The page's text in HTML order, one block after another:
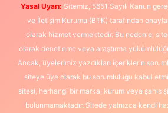
Yasal Uyarı: Sitemiz, 5651 Sayılı Kanun
ve İletişim Kurumu (BTK) tarafından
olarak hizmet vermektedir. Bu nedenle,
olarak denetleme veya araştırma
Ancak, üyelerimiz yazdıkları içeriklerin
siteye üye olarak bu sorumluluğu kabul
sitesi, herhangi bir marka, kurum veya şahıs
bulunmamaktadır. Sitede yalnızca kendi